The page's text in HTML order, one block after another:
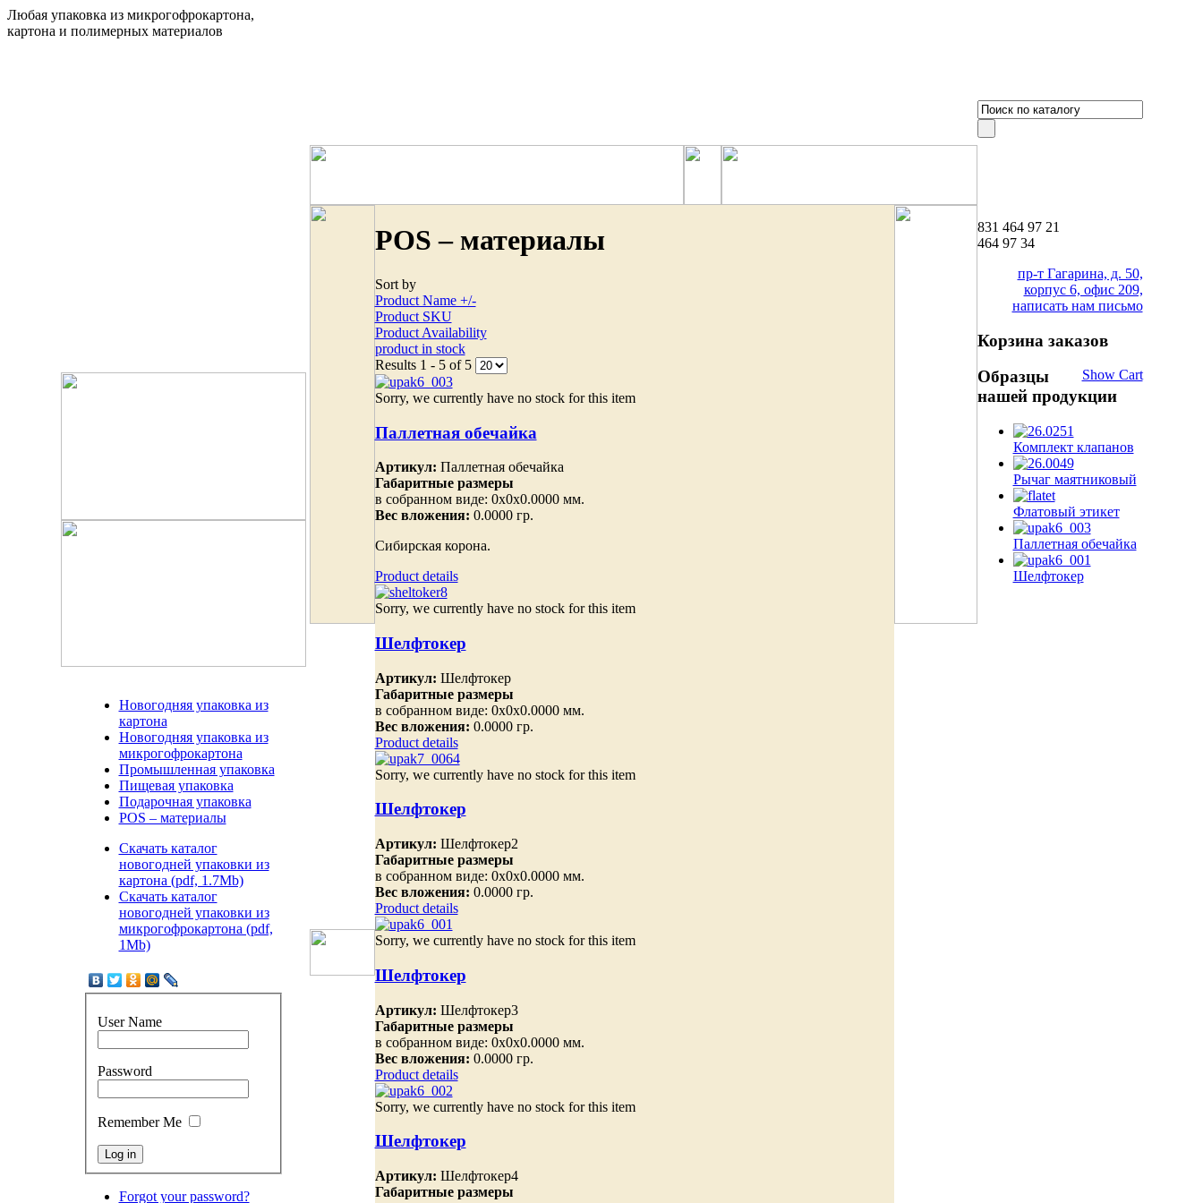
Любая упаковка из микрогофрокартона,
картона и полимерных материалов
Новогодняя упаковка из
картона
Новогодняя упаковка из
микрогофрокартона
Промышленная упаковка
Пищевая упаковка
Подарочная упаковка
POS – материалы
Скачать каталог
новогодней упаковки из
картона (pdf, 1.7Mb)
Скачать каталог
новогодней упаковки из
микрогофрокартона (pdf,
1Mb)
User Name
Password
Remember Me
Forgot your password?
POS – материалы
Sort by
Product Name +/-
Product SKU
Product Availability
product in stock
Results 1 - 5 of 5
Sorry, we currently have no stock for this item
Паллетная обечайка
Артикул: Паллетная обечайка
Габаритные размеры
в собранном виде: 0х0х0.0000 мм.
Вес вложения: 0.0000 гр.
Сибирская корона.
Product details
Sorry, we currently have no stock for this item
Шелфтокер
Артикул: Шелфтокер
Габаритные размеры
в собранном виде: 0х0х0.0000 мм.
Вес вложения: 0.0000 гр.
Product details
Sorry, we currently have no stock for this item
Шелфтокер
Артикул: Шелфтокер2
Габаритные размеры
в собранном виде: 0х0х0.0000 мм.
Вес вложения: 0.0000 гр.
Product details
Sorry, we currently have no stock for this item
Шелфтокер
Артикул: Шелфтокер3
Габаритные размеры
в собранном виде: 0х0х0.0000 мм.
Вес вложения: 0.0000 гр.
Product details
Sorry, we currently have no stock for this item
Шелфтокер
Артикул: Шелфтокер4
Габаритные размеры
831 464 97 21
464 97 34
пр-т Гагарина, д. 50,
корпус 6, офис 209,
написать нам письмо
Корзина заказов
Show Cart
Образцы
нашей продукции
Комплект клапанов
Рычаг маятниковый
Флатовый этикет
Паллетная обечайка
Шелфтокер